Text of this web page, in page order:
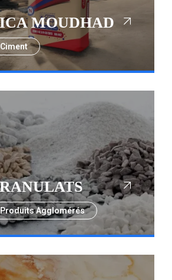
MOUDHAD
Ciment
Produits Agglomérés